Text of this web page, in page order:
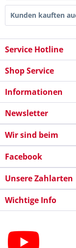
Kunden kauften
Service Hotline
Shop Service
Informationen
Newsletter
Wir sind beim
Facebook
Unsere Zahlarten
Wichtige Info